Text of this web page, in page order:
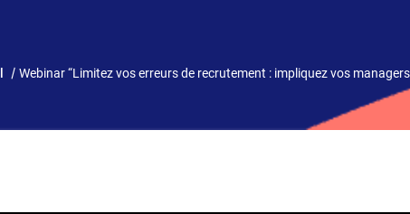
Webinar “Limitez vos erreurs de recrutement : impliquez vos managers